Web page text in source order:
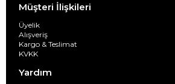
Müşteri İlişkileri
Üyelik
Alışveriş
Kargo & Teslimat
KVKK
Yardım